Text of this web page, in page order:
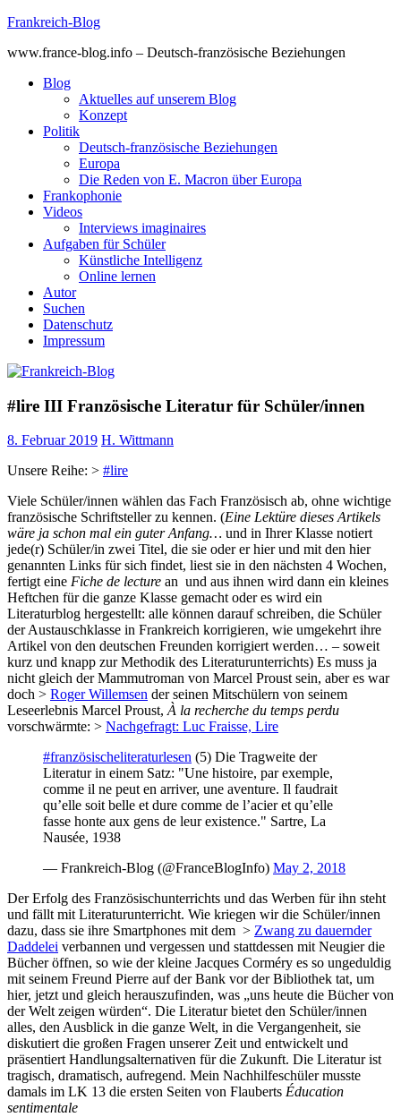
Skip
content
Frankreich-Blog
www.france-blog.info – Deutsch-französische Beziehungen
Blog
Aktuelles auf unserem Blog
Konzept
Politik
Deutsch-französische Beziehungen
Europa
Die Reden von E. Macron über Europa
Frankophonie
Videos
Interviews imaginaires
Aufgaben für Schüler
Künstliche Intelligenz
Online lernen
Autor
Suchen
Datenschutz
Impressum
#lire III Französische Literatur für Schüler/innen
8. Februar 2019 H. Wittmann
Unsere Reihe: > #lire
Viele Schüler/innen wählen das Fach Französisch ab, ohne wichtige
französische Schriftsteller zu kennen. (Eine Lektüre dieses Artikels
wäre ja schon mal ein guter Anfang… und in Ihrer Klasse notiert
jede(r) Schüler/in zwei Titel, die sie oder er hier und mit den hier
genannten Links für sich findet, liest sie in den nächsten 4 Wochen,
fertigt eine Fiche de lecture an und aus ihnen wird dann ein kleines
Heftchen für die ganze Klasse gemacht oder es wird ein
Literaturblog hergestellt: alle können darauf schreiben, die Schüler
der Austauschklasse in Frankreich korrigieren, wie umgekehrt ihre
Artikel von den deutschen Freunden korrigiert werden… – soweit
kurz und knapp zur Methodik des Literaturunterrichts) Es muss ja
nicht gleich der Mammutroman von Marcel Proust sein, aber es war
doch > Roger Willemsen der seinen Mitschülern von seinem
Leseerlebnis Marcel Proust,À la recherche du temps perdu
vorschwärmte: > Nachgefragt: Luc Fraisse, Lire
#französischeliteraturlesen (5) Die Tragweite der
Literatur in einem Satz: "Une histoire, par exemple,
comme il ne peut en arriver, une aventure. Il faudrait
qu’elle soit belle et dure comme de l’acier et qu’elle
fasse honte aux gens de leur existence." Sartre, La
Nausée, 1938
— Frankreich-Blog (@FranceBlogInfo) May 2, 2018
Der Erfolg des Französischunterrichts und das Werben für ihn steht
und fällt mit Literaturunterricht. Wie kriegen wir die Schüler/innen
dazu, dass sie ihre Smartphones mit dem > Zwang zu dauernder
Daddelei verbannen und vergessen und stattdessen mit Neugier die
Bücher öffnen, so wie der kleine Jacques Corméry es so ungeduldig
mit seinem Freund Pierre auf der Bank vor der Bibliothek tat, um
hier, jetzt und gleich herauszufinden, was „uns heute die Bücher von
der Welt zeigen würden“. Die Literatur bietet den Schüler/innen
alles, den Ausblick in die ganze Welt, in die Vergangenheit, sie
diskutiert die großen Fragen unserer Zeit und entwickelt und
präsentiert Handlungsalternativen für die Zukunft. Die Literatur ist
tragisch, dramatisch, aufregend. Mein Nachhilfeschüler musste
damals im LK 13 die ersten Seiten von Flauberts Éducation
sentimentale